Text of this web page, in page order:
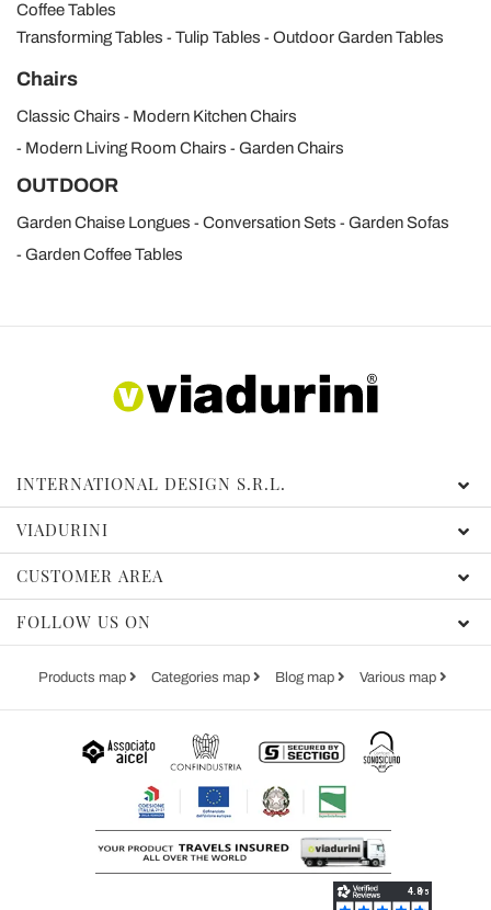
Coffee Tables
Transforming Tables
Tulip Tables Outdoor Garden Tables
Chairs
Classic Chairs
Modern Kitchen Chairs
Modern Living Room Chairs
Garden Chairs
OUTDOOR
Garden Chaise Longues Conversation Sets
Garden Sofas
Garden Coffee Tables
INTERNATIONAL DESIGN S.R.L.
VIADURINI
CUSTOMER AREA
FOLLOW US ON
Products map Categories map Blog map Various map